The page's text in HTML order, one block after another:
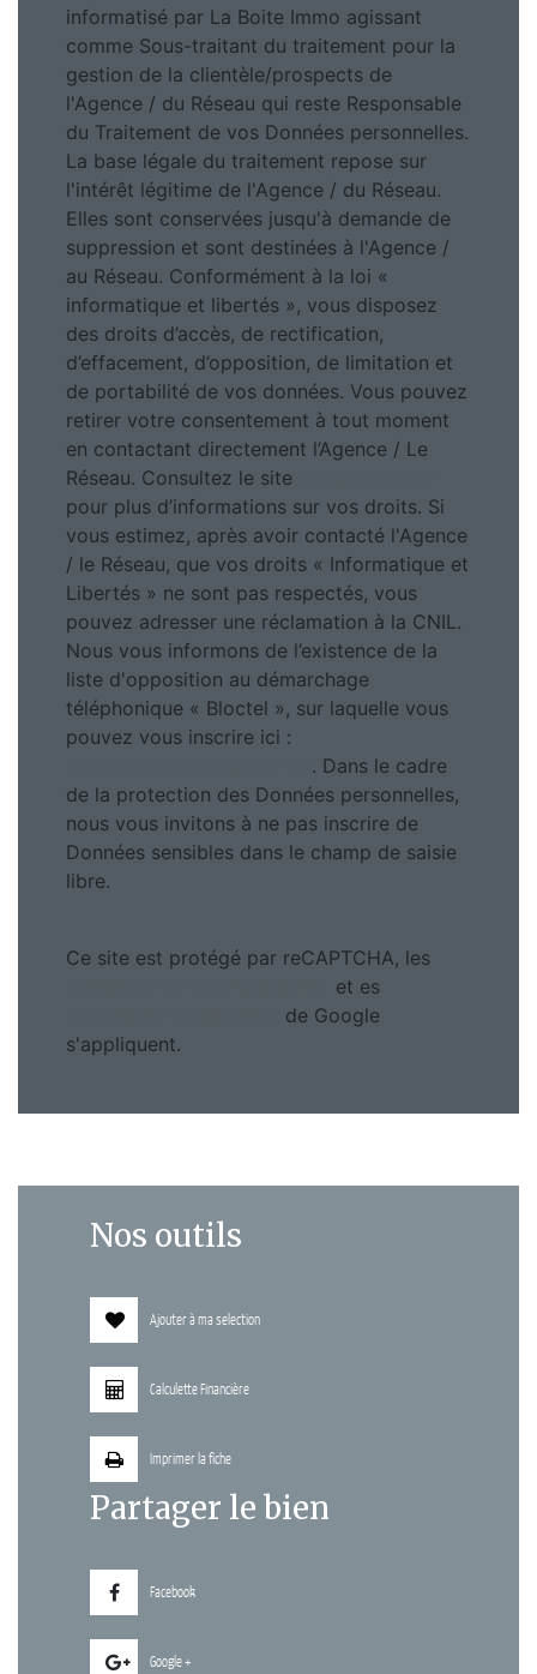
informatisé par La Boite Immo agissant
comme Sous-traitant du traitement pour la
gestion de la clientèle/prospects de
l'Agence / du Réseau qui reste Responsable
du Traitement de vos Données personnelles.
La base légale du traitement repose sur
l'intérêt légitime de l'Agence / du Réseau.
Elles sont conservées jusqu'à demande de
suppression et sont destinées à l'Agence /
au Réseau. Conformément à la loi «
informatique et libertés », vous disposez
des droits d’accès, de rectification,
d’effacement, d’opposition, de limitation et
de portabilité de vos données. Vous pouvez
retirer votre consentement à tout moment
en contactant directement l’Agence / Le
Réseau. Consultez le site
pour plus d’informations sur vos droits. Si
vous estimez, après avoir contacté l'Agence
/ le Réseau, que vos droits « Informatique et
Libertés » ne sont pas respectés, vous
pouvez adresser une réclamation à la CNIL.
Nous vous informons de l’existence de la
liste d'opposition au démarchage
téléphonique « Bloctel », sur laquelle vous
pouvez vous inscrire ici :
. Dans le cadre
de la protection des Données personnelles,
nous vous invitons à ne pas inscrire de
Données sensibles dans le champ de saisie
libre.
Ce site est protégé par reCAPTCHA, les
et es
de Google
s'appliquent.
Nos outils
Ajouter à ma selection
Calculette Financière
Imprimer la fiche
Partager le bien
Facebook
Google +